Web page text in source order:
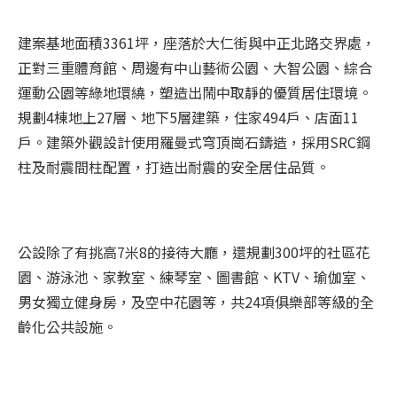
建案基地面積3361坪，座落於大仁街與中正北路交界處，
正對三重體育館、周邊有中山藝術公園、大智公園、綜合
運動公園等綠地環繞，塑造出鬧中取靜的優質居住環境。
規劃4棟地上27層、地下5層建築，住家494戶、店面11
戶。建築外觀設計使用羅曼式穹頂崗石鑄造，採用SRC鋼
柱及耐震間柱配置，打造出耐震的安全居住品質。
公設除了有挑高7米8的接待大廳，還規劃300坪的社區花
園、游泳池、家教室、練琴室、圖書館、KTV、瑜伽室、
男女獨立健身房，及空中花園等，共24項俱樂部等級的全
齡化公共設施。